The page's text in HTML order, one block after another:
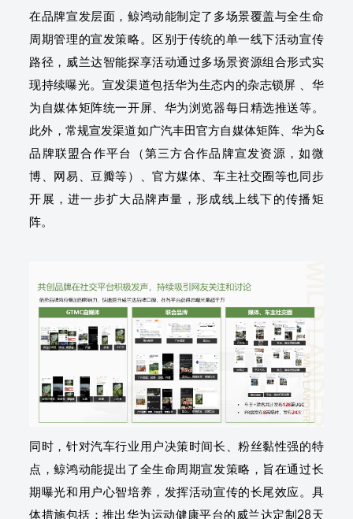
在品牌宣发层面，鲸鸿动能制定了多场景覆盖与全生命
周期管理的宣发策略。区别于传统的单一线下活动宣传
路径，威兰达智能探享活动通过多场景资源组合形式实
现持续曝光。宣发渠道包括华为生态内的杂志锁屏 、华
为自媒体矩阵统一开屏、华为浏览器每日精选推送等。
此外，常规宣发渠道如广汽丰田官方自媒体矩阵、华为&
品牌联盟合作平台（第三方合作品牌宣发资源，如微
博、网易、豆瓣等）、官方媒体、车主社交圈等也同步
开展，进一步扩大品牌声量，形成线上线下的传播矩
阵。
同时，针对汽车行业用户决策时间长、粉丝黏性强的特
点，鲸鸿动能提出了全生命周期宣发策略，旨在通过长
期曝光和用户心智培养，发挥活动宣传的长尾效应。具
体措施包括：推出华为运动健康平台的威兰达定制28天